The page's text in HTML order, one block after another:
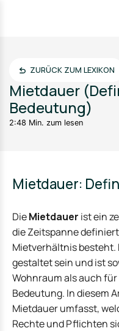
ZURÜCK ZUM LEXIKON
Mietdauer
Bedeutung)
2:48 Min. zum lesen
Mietdauer:
DieMietdauer ist ein
die Zeitspanne
Mietverhältnis besteht.
gestaltet sein und ist
Wohnraum als auch
Bedeutung. In diesem
Mietdauer umfasst,
Rechte und Pflichten